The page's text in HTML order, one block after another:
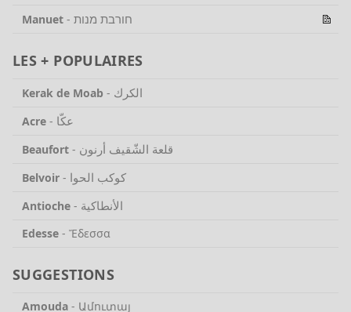
Manuet - חורבת מנות
LES + POPULAIRES
Kerak de Moab - الكرك
Acre - عكّا
Beaufort - قلعة الشّقيف أرنون
Belvoir - كوكب الحوا
Antioche - الأنطاكية
Edesse - Ἔδεσσα
SUGGESTIONS
Amouda - Ամուտայ